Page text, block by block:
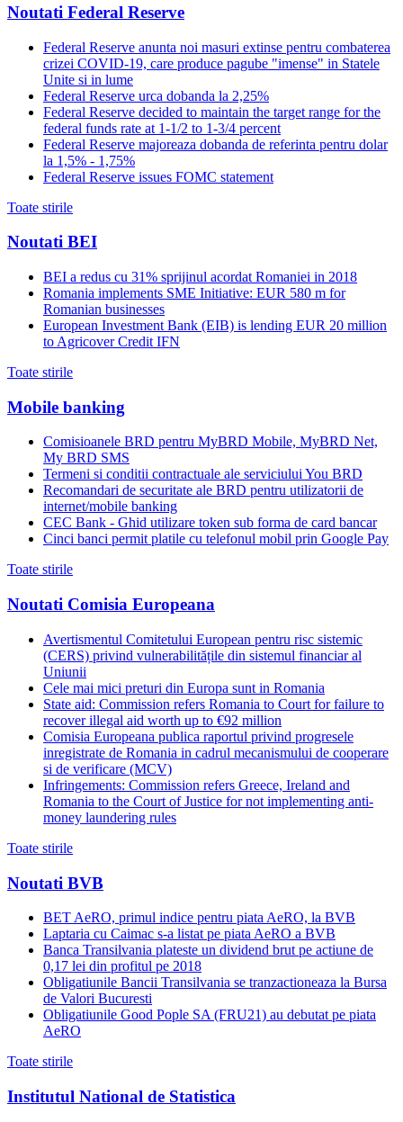
Noutati Federal Reserve
Federal Reserve anunta noi masuri extinse pentru combaterea
crizei COVID-19, care produce pagube "imense" in Statele
Unite si in lume
Federal Reserve urca dobanda la 2,25%
Federal Reserve decided to maintain the target range for the
federal funds rate at 1-1/2 to 1-3/4 percent
Federal Reserve majoreaza dobanda de referinta pentru dolar
la 1,5% - 1,75%
Federal Reserve issues FOMC statement
Toate stirile
Noutati BEI
BEI a redus cu 31% sprijinul acordat Romaniei in 2018
Romania implements SME Initiative: EUR 580 m for
Romanian businesses
European Investment Bank (EIB) is lending EUR 20 million
to Agricover Credit IFN
Toate stirile
Mobile banking
Comisioanele BRD pentru MyBRD Mobile, MyBRD Net,
My BRD SMS
Termeni si conditii contractuale ale serviciului You BRD
Recomandari de securitate ale BRD pentru utilizatorii de
internet/mobile banking
CEC Bank - Ghid utilizare token sub forma de card bancar
Cinci banci permit platile cu telefonul mobil prin Google Pay
Toate stirile
Noutati Comisia Europeana
Avertismentul Comitetului European pentru risc sistemic
(CERS) privind vulnerabilitățile din sistemul financiar al
Uniunii
Cele mai mici preturi din Europa sunt in Romania
State aid: Commission refers Romania to Court for failure to
recover illegal aid worth up to €92 million
Comisia Europeana publica raportul privind progresele
inregistrate de Romania in cadrul mecanismului de cooperare
si de verificare (MCV)
Infringements: Commission refers Greece, Ireland and
Romania to the Court of Justice for not implementing anti-
money laundering rules
Toate stirile
Noutati BVB
BET AeRO, primul indice pentru piata AeRO, la BVB
Laptaria cu Caimac s-a listat pe piata AeRO a BVB
Banca Transilvania plateste un dividend brut pe actiune de
0,17 lei din profitul pe 2018
Obligatiunile Bancii Transilvania se tranzactioneaza la Bursa
de Valori Bucuresti
Obligatiunile Good Pople SA (FRU21) au debutat pe piata
AeRO
Toate stirile
Institutul National de Statistica